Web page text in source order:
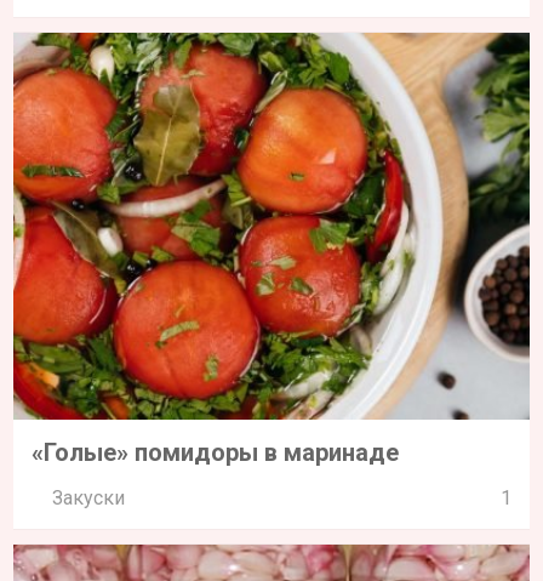
«Голые» помидоры в маринаде
Закуски 1